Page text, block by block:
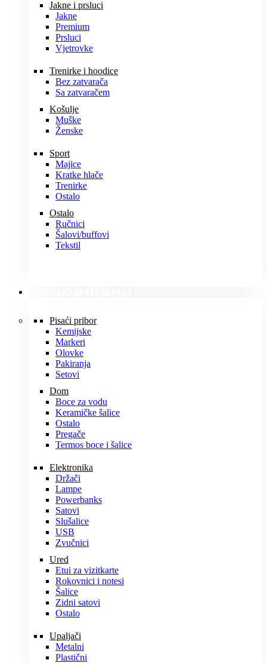
Jakne i prsluci
Jakne
Premium
Prsluci
Vjetrovke
Trenirke i hoodice
Bez zatvarača
Sa zatvaračem
Košulje
Muške
Ženske
Sport
Majice
Kratke hlače
Trenirke
Ostalo
Ostalo
Ručnici
Šalovi/buffovi
Tekstil
Pisaći pribor
Kemijske
Markeri
Olovke
Pakiranja
Setovi
Dom
Boce za vodu
Keramičke šalice
Ostalo
Pregače
Termos boce i šalice
Elektronika
Držači
Lampe
Powerbanks
Satovi
Slušalice
USB
Zvučnici
Ured
Etui za vizitkarte
Rokovnici i notesi
Šalice
Zidni satovi
Ostalo
Upaljači
Metalni
Plastični